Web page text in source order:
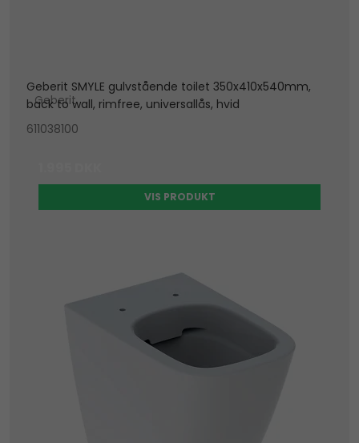
Geberit SMYLE gulvstående toilet 350x410x540mm,
back to wall, rimfree, universallås, hvid
Geberit
611038100
VIS PRODUKT